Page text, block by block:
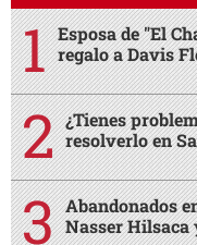
Esposa de "El
regalo a Davis
¿Tienes
resolverlo en
Abandonados
Nasser Hilsaca